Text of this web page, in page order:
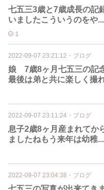
七五三3歳と7歳成長の記
いましたこういうのをや...
1
2022-09-07 23:21:12 ・ ブログ
娘 7歳8ヶ月七五三の記
最後は弟と共に楽しく撮
2022-09-07 23:11:24 ・ ブログ
息子2歳8ヶ月産まれてか
ましたねもう来年は幼稚...
2022-09-07 23:04:38 ・ ブログ